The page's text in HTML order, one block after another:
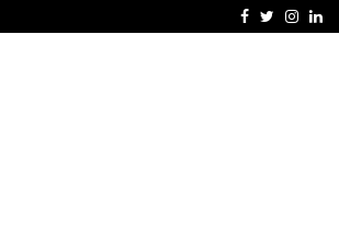
Facebook
Twitter